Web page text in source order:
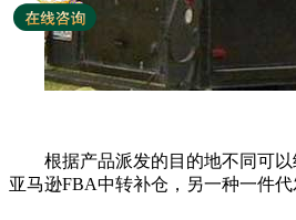
根据产品派发的目的地不同可
亚马逊FBA中转补仓，另一种一件代